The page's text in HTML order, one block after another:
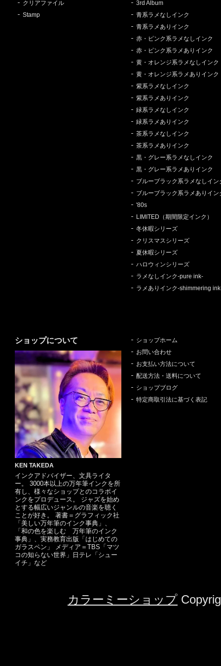
クリアファイル
Stamp
3rd Album
青系ラメなしインク
青系ラメありインク
赤・ピンク系ラメなしインク
赤・ピンク系ラメありインク
黄・オレンジ系ラメなしインク
黄・オレンジ系ラメありインク
紫系ラメなしインク
紫系ラメありインク
緑系ラメなしインク
緑系ラメありインク
茶系ラメなしインク
茶系ラメありインク
黒・グレー系ラメなしインク
黒・グレー系ラメありインク
ブルーブラック系ラメなしイン
ブルーブラック系ラメありイン
'80s
LIMITED（期間限定インク）
冬休暇シリーズ
クリスマスシリーズ
夏休暇シリーズ
ハロウィンシリーズ
ラメなしインク-pure ink-
ラメありインク-shimmering
ショップについて
KEN TAKEDA
インクアドバイザー、文具ライタ
ー。 3000本以上の万年筆インクを所
有し、様々なショップとのコラボイ
ンクをプロデュース。 ジャズを始め
とする幅広いジャンルの音楽を聴く
ことが好き。 著書＝グラフィック社
「美しい万年筆のインク事典」、
「和の色を楽しむ 万年筆のインク
事典」、実務教育出版「はじめての
ガラスペン」 メディア＝TBS「マツ
コの知らない世界」日テレ「シュー
イチ」など
ショップホーム
お問い合わせ
お支払い方法について
配送方法・送料について
ショップブログ
特定商取引法に基づく表記
カラーミーショップ